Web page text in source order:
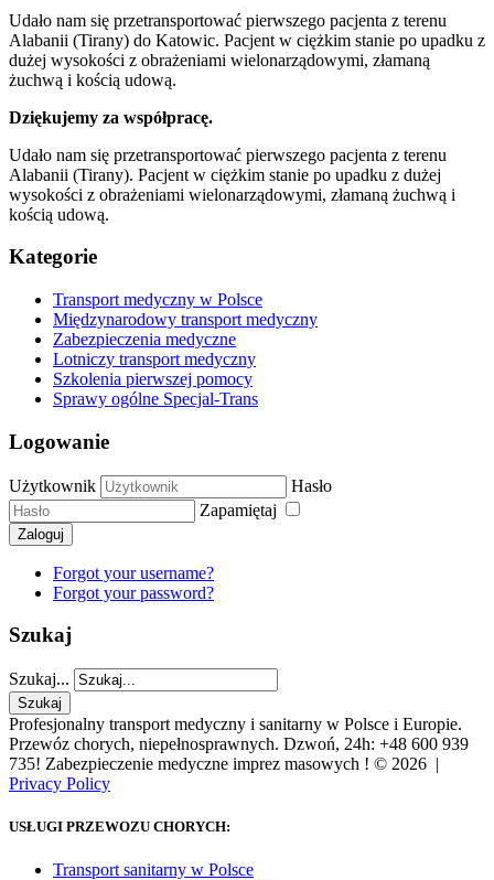
Udało nam się przetransportować pierwszego pacjenta z terenu
Alabanii (Tirany) do Katowic. Pacjent w ciężkim stanie po upadku z
dużej wysokości z obrażeniami wielonarządowymi, złamaną
żuchwą i kością udową.
Dziękujemy za współpracę.
Udało nam się przetransportować pierwszego pacjenta z terenu
Alabanii (Tirany). Pacjent w ciężkim stanie po upadku z dużej
wysokości z obrażeniami wielonarządowymi, złamaną żuchwą i
kością udową.
Kategorie
Transport medyczny w Polsce
Międzynarodowy transport medyczny
Zabezpieczenia medyczne
Lotniczy transport medyczny
Szkolenia pierwszej pomocy
Sprawy ogólne Specjal-Trans
Logowanie
Użytkownik
Hasło
Zapamiętaj
Zaloguj
Forgot your username?
Forgot your password?
Szukaj
Szukaj...
Szukaj
Profesjonalny transport medyczny i sanitarny w Polsce i Europie.
Przewóz chorych, niepełnosprawnych. Dzwoń, 24h: +48 600 939
735! Zabezpieczenie medyczne imprez masowych ! © 2026 |
Privacy Policy
USŁUGI PRZEWOZU CHORYCH:
Transport sanitarny w Polsce